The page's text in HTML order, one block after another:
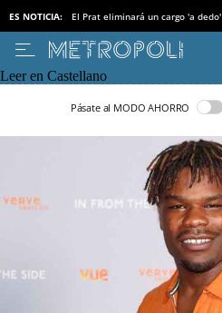
ES NOTICIA: El Prat eliminará un cargo 'a dedo'
Leer en Castellano
Pásate al MODO AHORRO